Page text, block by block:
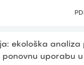
ekološka analiza
uporabu u